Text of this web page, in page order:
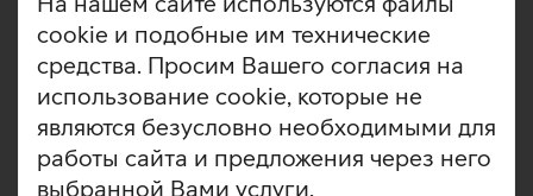
cookie и подобные им технические
средства. Просим Вашего согласия на
использование cookie, которые не
являются безусловно необходимыми для
работы сайта и предложения через него
выбранной Вами услуги.
Вт (Power Delivery) или для передачи файлов со
скоростью до 480 Мб/с. Кабель длиной 1,8 метра
позволяет продолжать пользоваться устройством во
время зарядки.